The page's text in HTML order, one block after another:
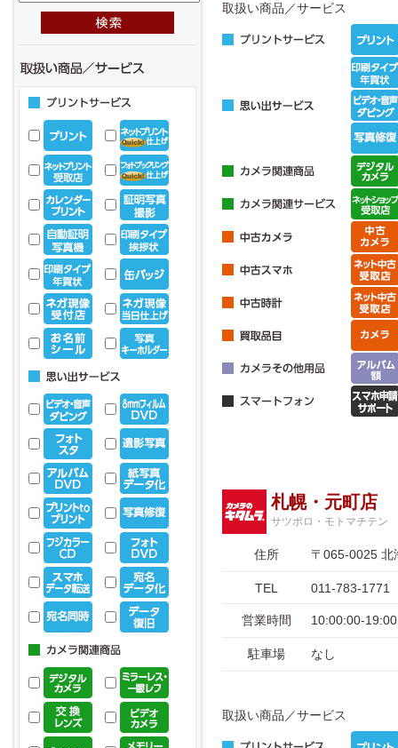
取扱い商品／サービス
札幌・元町店
サツポロ・モトマチテン
住所 〒065-0025 北
TEL 011-783-1771
営業時間 10:00:00-
駐車場 なし
取扱い商品／サービス